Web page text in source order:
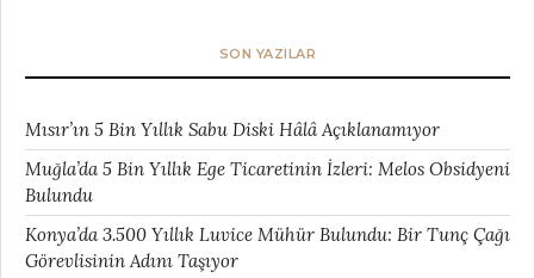
SON YAZILAR
Mısır’ın 5 Bin Yıllık Sabu Diski Hâlâ Açıklanamıyor
Muğla’da 5 Bin Yıllık Ege Ticaretinin İzleri: Melos Obsidyeni
Bulundu
Konya’da 3.500 Yıllık Luvice Mühür Bulundu: Bir Tunç Çağı
Görevlisinin Adını Taşıyor